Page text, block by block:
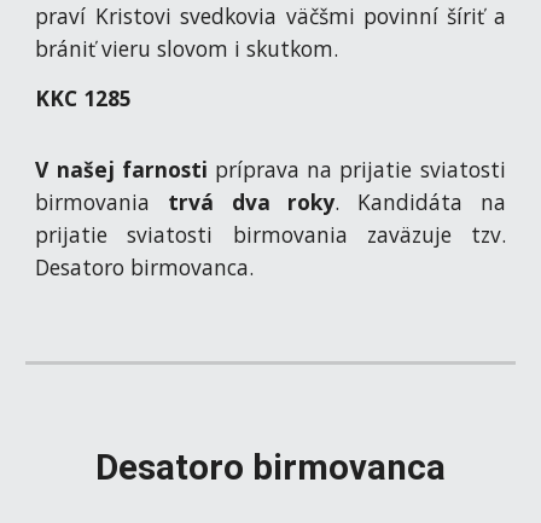
praví Kristovi svedkovia väčšmi povinní šíriť a
brániť vieru slovom i skutkom.
KKC 1285
V našej farnosti príprava na prijatie sviatosti
birmovania trvá dva roky. Kandidáta na
prijatie sviatosti birmovania zaväzuje tzv.
Desatoro birmovanca.
Desatoro birmovanca